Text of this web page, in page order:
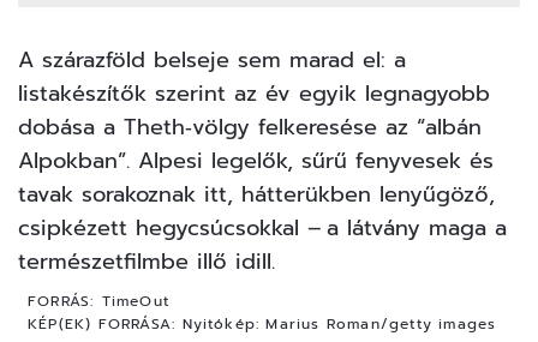
A szárazföld belseje sem marad el: a
listakészítők szerint az év egyik legnagyobb
dobása a Theth‑völgy felkeresése az “albán
Alpokban”. Alpesi legelők, sűrű fenyvesek és
tavak sorakoznak itt, hátterükben lenyűgöző,
csipkézett hegycsúcsokkal – a látvány maga a
természetfilmbe illő idill.
FORRÁS: TimeOut
KÉP(EK) FORRÁSA: Nyitókép: Marius Roman/getty images